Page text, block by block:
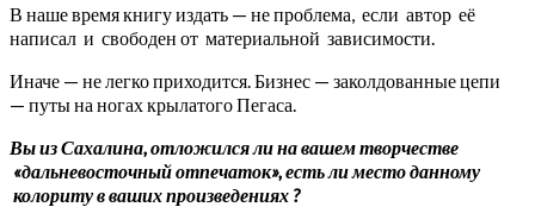
В наше время книгу издать — не проблема, если автор её
написал и свободен от материальной зависимости.
Иначе — не легко приходится. Бизнес — заколдованные цепи
— путы на ногах крылатого Пегаса.
Вы из Сахалина, отложился ли на вашем творчестве
«дальневосточный отпечаток», есть ли место данному
колориту в ваших произведениях ?